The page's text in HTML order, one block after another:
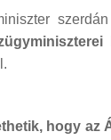
hogy az